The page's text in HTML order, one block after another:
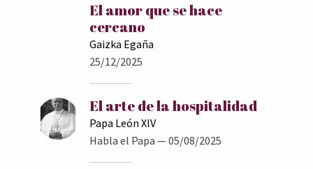
El amor que se hace
cercano
Gaizka Egaña
25/12/2025
El arte de la hospitalidad
Papa León XIV
Habla el Papa — 05/08/2025